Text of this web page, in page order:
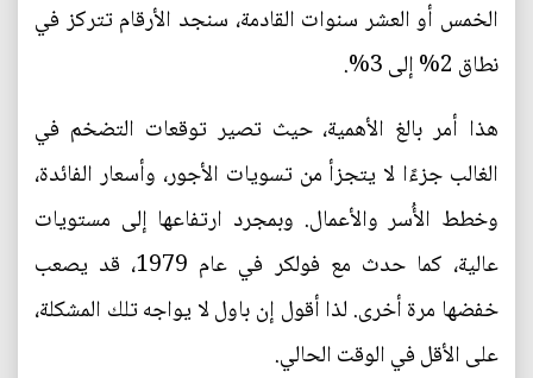
الخمس أو العشر سنوات القادمة، سنجد الأرقام تتركز في
نطاق 2% إلى 3%.
هذا أمر بالغ الأهمية، حيث تصير توقعات التضخم في
الغالب جزءًا لا يتجزأ من تسويات الأجور، وأسعار الفائدة،
وخطط الأُسر والأعمال. وبمجرد ارتفاعها إلى مستويات
عالية، كما حدث مع فولكر في عام 1979، قد يصعب
خفضها مرة أخرى. لذا أقول إن باول لا يواجه تلك المشكلة،
على الأقل في الوقت الحالي.